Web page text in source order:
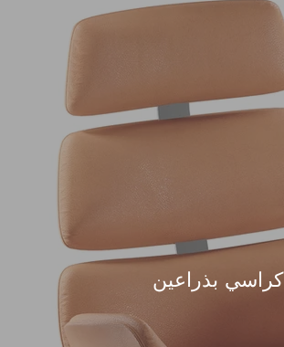
كراسي بذراعين